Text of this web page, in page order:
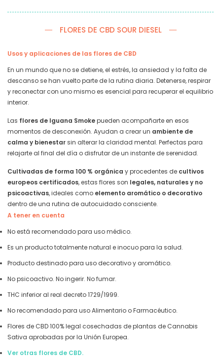
FLORES DE CBD SOUR DIESEL
Usos y aplicaciones de las flores de CBD
En un mundo que no se detiene, el estrés, la ansiedad y la falta de
descanso se han vuelto parte de la rutina diaria. Detenerse, respirar
y reconectar con uno mismo es esencial para recuperar el equilibrio
interior.
Las flores de Iguana Smokepueden acompañarte en esos
momentos de desconexión. Ayudan a crear un ambiente de
calma y bienestarsin alterar la claridad mental. Perfectas para
relajarte al final del día o disfrutar de un instante de serenidad.
Cultivadas de forma 100 % orgánica y procedentes de cultivos
europeos certificados, estas flores son legales, naturales y no
psicoactivas, ideales como elemento aromático o decorativo
dentro de una rutina de autocuidado consciente.
A tener en cuenta
No está recomendado para uso médico.
Es un producto totalmente natural e inocuo para la salud.
Producto destinado para uso decorativo y aromático.
No psicoactivo. No ingerir. No fumar.
THC inferior al real decreto 1729/1999.
No recomendado para uso Alimentario o Farmacéutico.
Flores de CBD 100% legal cosechadas de plantas de Cannabis
Sativa aprobadas por la Unión Europea.
Ver otras flores de CBD.